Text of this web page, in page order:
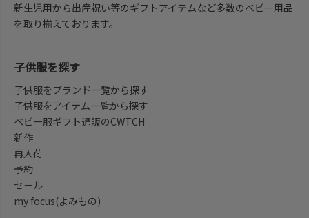
新生児用から出産祝い等のギフトアイテムなど多数のベビー用品
を取り揃えております。
子供服を探す
子供服をブランド一覧から探す
子供服をアイテム一覧から探す
ベビー服ギフト通販のCWTCH
新作
再入荷
予約
セール
my focus(よみもの)